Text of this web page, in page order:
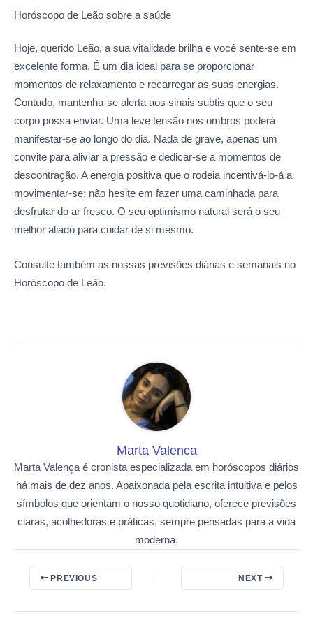
Horóscopo de Leão sobre a saúde
Hoje, querido Leão, a sua vitalidade brilha e você sente-se em
excelente forma. É um dia ideal para se proporcionar
momentos de relaxamento e recarregar as suas energias.
Contudo, mantenha-se alerta aos sinais subtis que o seu
corpo possa enviar. Uma leve tensão nos ombros poderá
manifestar-se ao longo do dia. Nada de grave, apenas um
convite para aliviar a pressão e dedicar-se a momentos de
descontração. A energia positiva que o rodeia incentivá-lo-á a
movimentar-se; não hesite em fazer uma caminhada para
desfrutar do ar fresco. O seu optimismo natural será o seu
melhor aliado para cuidar de si mesmo.
Consulte também as nossas previsões diárias e semanais no
Horóscopo de Leão.
Marta Valenca
Marta Valença é cronista especializada em horóscopos diários
há mais de dez anos. Apaixonada pela escrita intuitiva e pelos
símbolos que orientam o nosso quotidiano, oferece previsões
claras, acolhedoras e práticas, sempre pensadas para a vida
moderna.
PREVIOUS NEXT